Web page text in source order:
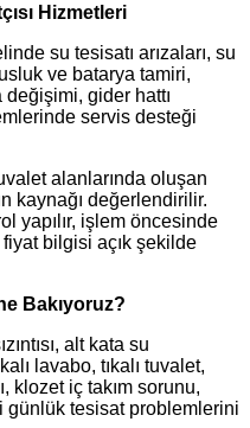
Hizmetleri
su tesisatı arızaları, su
ve batarya tamiri,
değişimi, gider hattı
servis desteği
alanlarında oluşan
kaynağı değerlendirilir.
yapılır, işlem öncesinde
fiyat bilgisi açık şekilde
Bakıyoruz?
alt kata su
lavabo, tıkalı tuvalet,
klozet iç takım sorunu,
günlük tesisat problemlerini